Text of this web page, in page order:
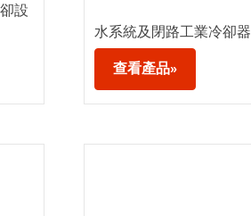
設
水系統及閉路工業冷卻器
查看產品»